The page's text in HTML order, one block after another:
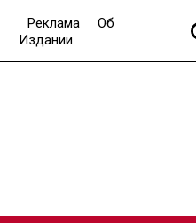
Реклама
Об
Издании